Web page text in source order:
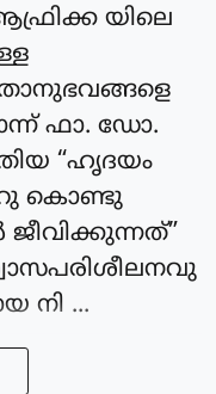
യിലെ
ഫാ. ഡോ.
“ഹൃദയം
കൊണ്ടു
നി ...